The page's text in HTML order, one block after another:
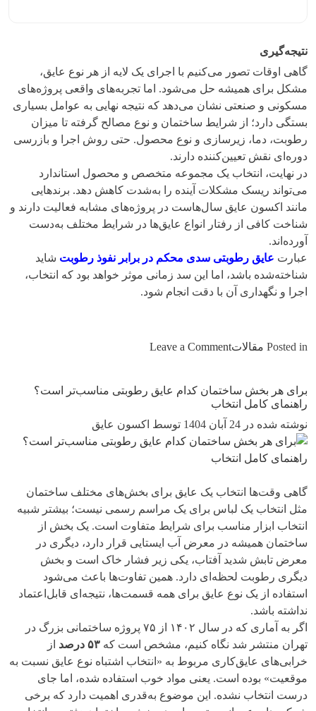
نتیجه‌گیری
گاهی اوقات تصور می‌کنیم با اجرای یک لایه از هر نوع عایق،
مشکل برای همیشه حل می‌شود. اما تجربه‌های واقعی پروژه‌های
مسکونی و صنعتی نشان می‌دهد که نتیجه نهایی به عوامل بسیاری
بستگی دارد؛ از شرایط ساختمان و نوع مصالح گرفته تا میزان
رطوبت، دما، زیرسازی و نوع محصول. حتی روش اجرا و بازرسی
دوره‌ای نقش تعیین‌کننده دارند.
در نهایت، انتخاب یک مجموعه متخصص و محصول استاندارد
می‌تواند ریسک مشکلات آینده را به‌شدت کاهش دهد. برندهایی
مانند اکسون عایق سال‌هاست در پروژه‌های مشابه فعالیت دارند و
شناخت کافی از رفتار انواع عایق‌ها در شرایط مختلف به‌دست
آورده‌اند.
عبارت عایق رطوبتی سدی محکم در برابر نفوذ رطوبت شاید
شناخته‌شده باشد، اما این سد زمانی موثر خواهد بود که انتخاب،
اجرا و نگهداری آن با دقت انجام شود.
Posted in مقالاتLeave a Comment
on
رطوبتی
جواب
می‌دهد؟
پنهان
انواع
عایق‌ها
برای هر بخش ساختمان کدام عایق رطوبتی مناسب‌تر است؟
راهنمای کامل انتخاب
نوشته شده در 24 آبان 1404 توسط اکسون عایق
گاهی وقت‌ها انتخاب یک عایق برای بخش‌های مختلف ساختمان
مثل انتخاب یک لباس برای یک مراسم رسمی نیست؛ بیشتر شبیه
انتخاب ابزار مناسب برای شرایط متفاوت است. یک بخش از
ساختمان همیشه در معرض آب ایستایی قرار دارد، دیگری در
معرض تابش شدید آفتاب، یکی زیر فشار خاک است و بخش
دیگری رطوبت لحظه‌ای دارد. همین تفاوت‌ها باعث می‌شود
استفاده از یک نوع عایق برای همه قسمت‌ها، نتیجه‌ای قابل‌اعتماد
نداشته باشد.
اگر به آماری که در سال ۱۴۰۲ از ۷۵ پروژه ساختمانی بزرگ در
تهران منتشر شد نگاه کنیم، مشخص است که ۵۳ درصد از
خرابی‌های عایق‌کاری مربوط به «انتخاب اشتباه نوع عایق نسبت به
موقعیت» بوده است. یعنی مواد خوب استفاده شده، اما جای
درست انتخاب نشده. این موضوع به‌قدری اهمیت دارد که برخی